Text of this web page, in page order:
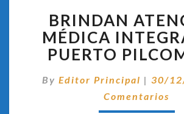
MÉDICA
EN
BRINDAN
MÉDICA
PUERTO
By Editor Principal | 30/
Comentarios